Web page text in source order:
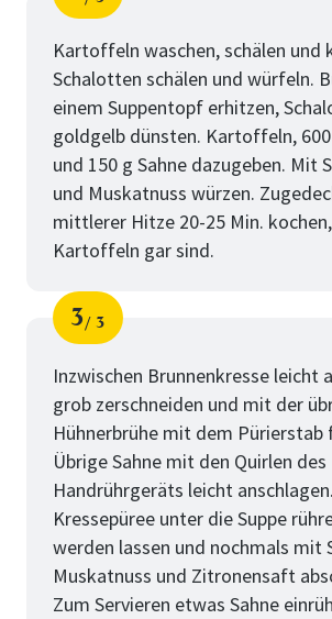
Schritt
von
Kartoffeln waschen, schälen und
Schalotten schälen und würfeln.
einem Suppentopf erhitzen,
goldgelb dünsten. Kartoffeln,
und 150 g Sahne dazugeben. Mit
und Muskatnuss würzen.
mittlerer Hitze 20-25 Min.
Kartoffeln gar sind.
Schritt
3
von
3
Inzwischen Brunnenkresse leicht
grob zerschneiden und mit der
Hühnerbrühe mit dem Pürierstab
Übrige Sahne mit den Quirlen des
Handrührgeräts leicht anschlagen.
Kressepüree unter die Suppe
werden lassen und nochmals mit
Muskatnuss und Zitronensaft
Zum Servieren etwas Sahne